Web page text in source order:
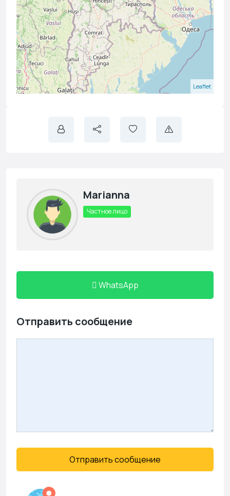
Leaflet
Marianna
Частное лицо
WhatsApp
Отправить сообщение
Отправить сообщение